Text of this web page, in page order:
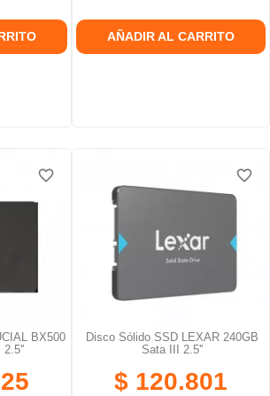
AÑADIR AL CARRITO
BX500
2.5''
favorite_border
favorite_border
Disco Sólido SSD LEXAR 240GB
Sata III 2.5''
$ 120.801
favorite_border
favorite_border